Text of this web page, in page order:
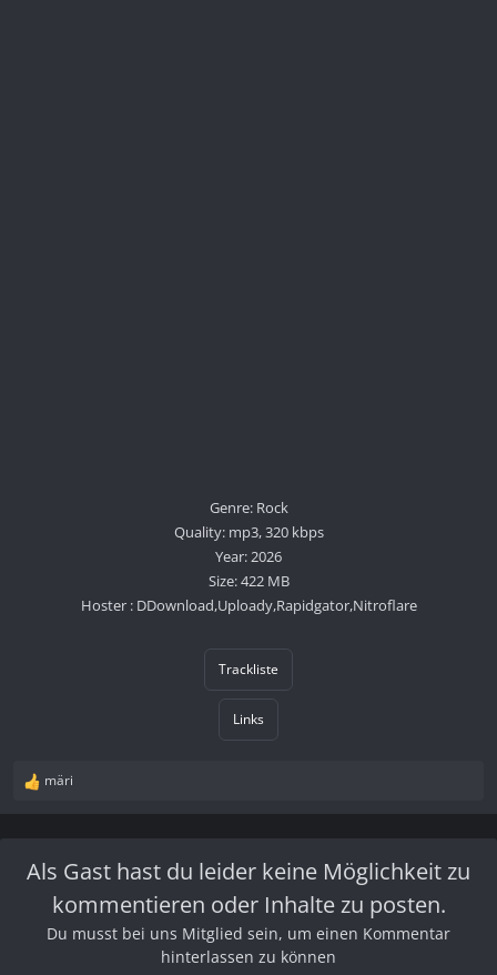
Genre: Rock
Quality: mp3, 320 kbps
Year: 2026
Size: 422 MB
Hoster : DDownload,Uploady,Rapidgator,Nitroflare
Trackliste
Links
R
märi
Als Gast hast du leider keine Möglichkeit zu
kommentieren oder Inhalte zu posten.
Du musst bei uns Mitglied sein, um einen Kommentar
hinterlassen zu können